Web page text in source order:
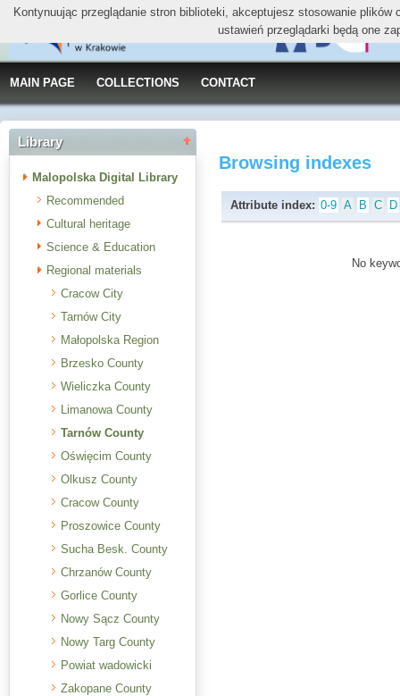
MAIN PAGE COLLECTIONS CONTACT
Library
Malopolska Digital Library
Recommended
Cultural heritage
Science & Education
Regional materials
Cracow City
Tarnów City
Małopolska Region
Brzesko County
Wieliczka County
Limanowa County
Tarnów County
Oświęcim County
Olkusz County
Cracow County
Proszowice County
Sucha Besk. County
Chrzanów County
Gorlice County
Nowy Sącz County
Nowy Targ County
Powiat wadowicki
Zakopane County
Browsing indexes
Attribute index: 0-9 A B C D
No
Kontynuując przeglądanie stron biblioteki, akceptujesz stosowanie
ustawień przeglądarki będą one